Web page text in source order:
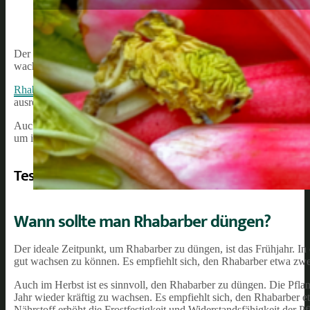
Der Rhabarber ist eine beliebte Gemüsepflanze, die vor allem im
wachsen zu lassen, ist es wichtig, sie regelmäßig zu düngen.
Rhabarber-Düngergibt deiner Pflanze alle notwendigen
ausreichend gedüngt wird, kann es passieren, dass er schwach
Auch die Qualität der Früchte kann leiden, wenn der Rhabarber
um ihm alle notwendigen Nährstoffe zu geben und sein Wachstum
Testsieger 2026:
Wann sollte man Rhabarber düngen?
Der ideale Zeitpunkt, um Rhabarber zu düngen, ist das Frühjahr.
gut wachsen zu können. Es empfiehlt sich, den Rhabarber etwa
Auch im Herbst ist es sinnvoll, den Rhabarber zu düngen. Die
Jahr wieder kräftig zu wachsen. Es empfiehlt sich, den Rhabarber